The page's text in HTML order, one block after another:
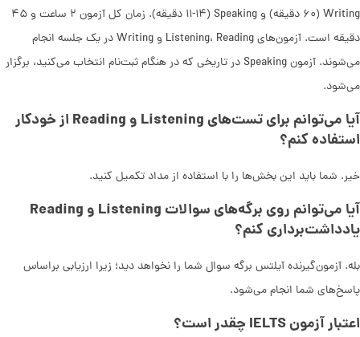
Writing (۶۰ دقیقه) و Speaking (۱۱-۱۴ دقیقه). زمان کل آزمون ۲ ساعت و ۴۵
دقیقه است. آزمون‌های Listening، Reading و Writing در یک جلسه انجام
می‌شوند. آزمون Speaking در تاریخی که در هنگام ثبت‌نام انتخاب می‌کنید، برگزار
می‌شود.
آیا می‌توانم برای تست‌های Listening و Reading از خودکار
استفاده کنم؟
خیر. شما باید این بخش‌ها را با استفاده از مداد تکمیل کنید.
آیا می‌توانم روی برگه‌های سوالات Listening و Reading
یادداشت‌برداری کنم؟
بله. آزمون‌گیرنده‌ آیلتس برگه سوال شما را نخواهد دید؛ زیرا ارزیابی براساس
پاسخ‌های شما انجام می‌شود.
اعتبار آزمون IELTS چقدر است؟